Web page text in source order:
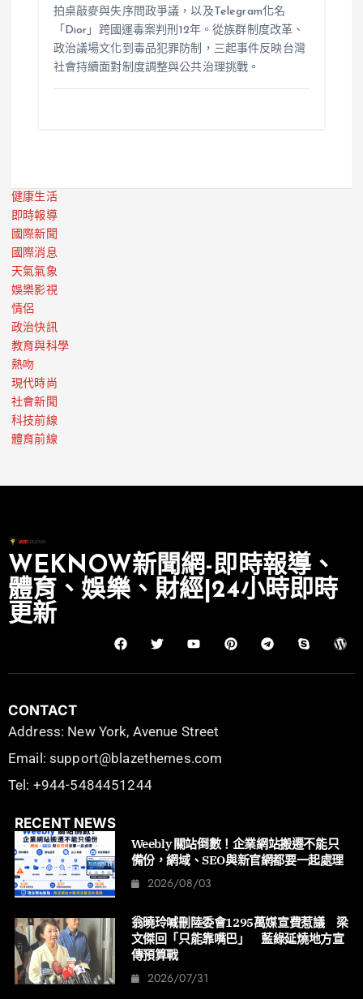
拍桌敲麥與失序問政爭議，以及Telegram化名
「Dior」跨國運毒案判刑12年。從族群制度改革、
政治議場文化到毒品犯罪防制，三起事件反映台灣
社會持續面對制度調整與公共治理挑戰。
健康生活
即時報導
國際新聞
國際消息
天氣氣象
娛樂影視
情侶
政治快訊
教育與科學
熱吻
現代時尚
社會新聞
科技前線
體育前線
WEKNOW新聞網-即時報導、
體育、娛樂、財經|24小時即時
更新
CONTACT
Address: New York, Avenue Street
Email: support@blazethemes.com
Tel: +944-5484451244
RECENT NEWS
Weebly 關站倒數！企業網站搬遷不能只
備份，網域、SEO與新官網都要一起處理
2026/08/03
翁曉玲喊刪陸委會1295萬媒宣費惹議 梁
文傑回「只能靠嘴巴」 藍綠延燒地方宣
傳預算戰
2026/07/31